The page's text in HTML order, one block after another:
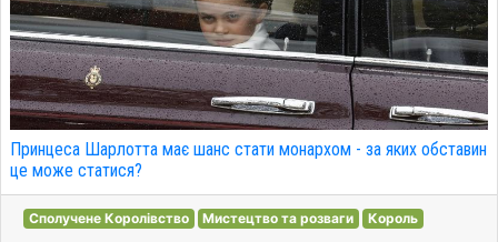
Принцеса Шарлотта має шанс стати монархом - за яких обставин
це може статися?
Сполучене Королівство Мистецтво та розваги Король